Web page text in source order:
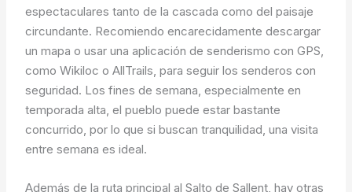
espectaculares tanto de la cascada como del paisaje
circundante. Recomiendo encarecidamente descargar
un mapa o usar una aplicación de senderismo con GPS,
como Wikiloc o AllTrails, para seguir los senderos con
seguridad. Los fines de semana, especialmente en
temporada alta, el pueblo puede estar bastante
concurrido, por lo que si buscan tranquilidad, una visita
entre semana es ideal.
Además de la ruta principal al Salto de Sallent, hay otras